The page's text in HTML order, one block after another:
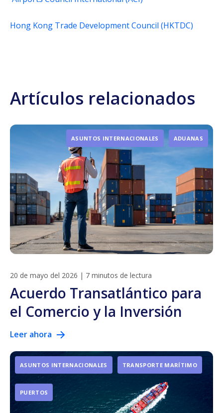
Hong Kong Trade Development Council (HKTDC)
Artículos relacionados
ASUNTOS INTERNACIONALES ADUANAS
20 de mayo del 2026 | 7 minutos de lectura
Acuerdo Transatlántico para
el Comercio y la Inversión
Leer ahora
ASUNTOS INTERNACIONALES TRANSPORTE MARÍTIMO
PUERTOS